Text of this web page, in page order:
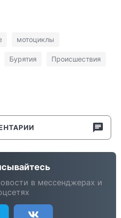
мотоциклы
Бурятия Происшествия
в мессенджерах и